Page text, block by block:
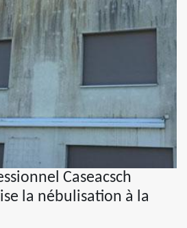
Caseacsch
la nébulisation à la